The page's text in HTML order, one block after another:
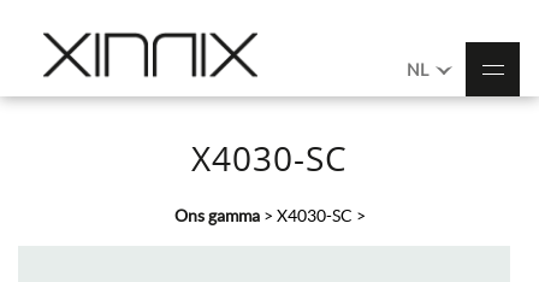
NL
X4030-SC
Ons gamma> X4030-SC >